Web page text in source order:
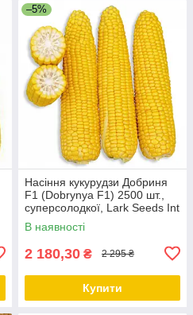
–5%
Насіння кукурудзи Добриня
F1 (Dobrynya F1) 2500 шт.,
суперсолодкої, Lark Seeds Int
В наявності
2 180,30 ₴ 2 295 ₴
Купити